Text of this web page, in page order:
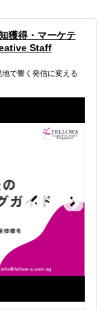
獲得・マーケテ
Staff
で響く発信に変える